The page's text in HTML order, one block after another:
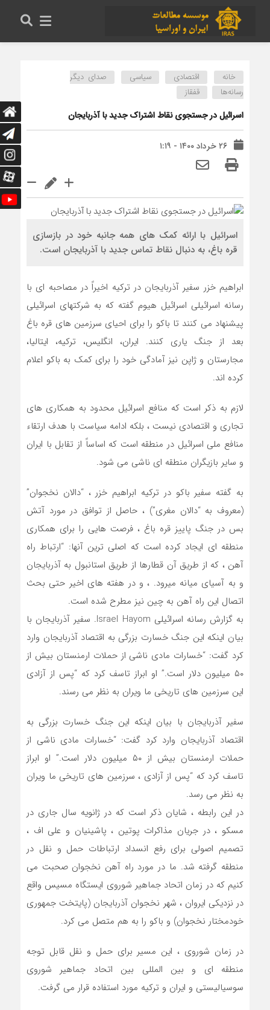
خانه اقتصادی سیاسی
صدای دیگر
رسانه‌ها
قفقاز
اسرائیل در جستجوی نقاط اشتراک جدید با آذربایجان
۲۶ خرداد ۱۴۰۰ - ۱:۱۹
اسرائیل با ارائه کمک های همه جانبه خود در بازسازی
قره باغ، به دنبال نقاط تماس جدید با آذربایجان است.
ابراهیم خزر سفیر آذربایجان در ترکیه اخیراً در مصاحبه ای با
رسانه اسرائیلی اسرائیل هیوم گفته که به شرکتهای اسرائیلی
پیشنهاد می کنند تا باکو را برای احیای سرزمین های قره باغ
بعد از جنگ یاری کنند. ایران، انگلیس، ترکیه، ایتالیا،
مجارستان و ژاپن نیز آمادگی خود را برای کمک به باکو اعلام
کرده اند.
لازم به ذکر است که منافع اسرائیل محدود به همکاری های
تجاری و اقتصادی نیست ، بلکه ادامه سیاست با هدف ارتقاء
منافع ملی اسرائیل در منطقه است که اساساً از تقابل با ایران
و سایر بازیگران منطقه ای ناشی می شود.
به گفته سفیر باکو در ترکیه ابراهیم خزر ، “دالان نخجوان”
(معروف به “دالان مغری”) ، حاصل از توافق در مورد آتش
بس در جنگ پاییز قره باغ ، فرصت هایی را برای همکاری
منطقه ای ایجاد کرده است که اصلی ترین آنها: “ارتباط راه
آهن ، که از طریق آن قطارها از طریق استانبول به آذربایجان
و به آسیای میانه میرود. ، و در هفته های اخیر حتی بحث
اتصال این راه آهن به چین نیز مطرح شده است.
به گزارش رسانه اسرائیلی Israel Hayom. سفیر آذربایجان با
بیان اینکه این جنگ خسارت بزرگی به اقتصاد آذربایجان وارد
کرد گفت: “خسارات مادی ناشی از حملات ارمنستان بیش از
۵۰ میلیون دلار است.” او ابراز تاسف کرد که “پس از آزادی
این سرزمین های تاریخی ما ویران به نظر می رسند.
سفیر آذربایجان با بیان اینکه این جنگ خسارت بزرگی به
اقتصاد آذربایجان وارد کرد گفت: “خسارات مادی ناشی از
حملات ارمنستان بیش از ۵۰ میلیون دلار است.” او ابراز
تاسف کرد که “پس از آزادی ، سرزمین های تاریخی ما ویران
به نظر می رسد.
در این رابطه ، شایان ذکر است که در ژانویه سال جاری در
مسکو ، در جریان مذاکرات پوتین ، پاشینیان و علی اف ،
تصمیم اصولی برای رفع انسداد ارتباطات حمل و نقل در
منطقه گرفته شد. ما در مورد راه آهن نخجوان صحبت می
کنیم که در زمان اتحاد جماهیر شوروی ایستگاه مسیس واقع
در نزدیکی ایروان ، شهر نخجوان آذربایجان (پایتخت جمهوری
خودمختار نخجوان) و باکو را به هم متصل می کرد.
در زمان شوروی ، این مسیر برای حمل و نقل قابل توجه
منطقه ای و بین المللی بین اتحاد جماهیر شوروی
سوسیالیستی و ایران و ترکیه مورد استفاده قرار می گرفت.